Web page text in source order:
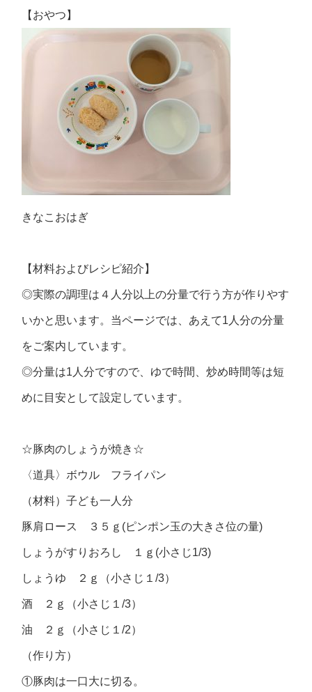
【おやつ】
きなこおはぎ
【材料およびレシピ紹介】
◎実際の調理は４人分以上の分量で行う方が作りやす
いかと思います。当ページでは、あえて1人分の分量
をご案内しています。
◎分量は1人分ですので、ゆで時間、炒め時間等は短
めに目安として設定しています。
☆豚肉のしょうが焼き☆
〈道具〉ボウル フライパン
（材料）子ども一人分
豚肩ロース ３５ｇ(ピンポン玉の大きさ位の量)
しょうがすりおろし １ｇ(小さじ1/3)
しょうゆ ２ｇ（小さじ１/3）
酒 ２ｇ（小さじ１/3）
油 ２ｇ（小さじ１/2）
（作り方）
①豚肉は一口大に切る。